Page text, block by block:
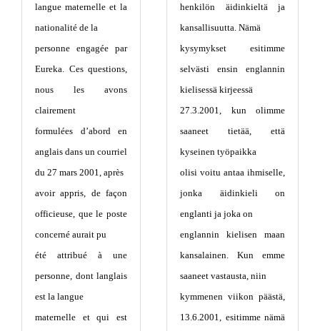
langue maternelle et la
nationalité de la
personne engagée par
Eureka. Ces questions,
nous les avons
clairement
formulées d’abord en
anglais dans un courriel
du 27 mars 2001, après
avoir appris, de façon
officieuse, que le poste
concerné aurait pu
été attribué à une
personne, dont langlais
est la langue
maternelle et qui est
henkilön äidinkieltä ja
kansallisuutta. Nämä
kysymykset esitimme
selvästi ensin englannin
kielisessä kirjeessä
27.3.2001, kun olimme
saaneet tietää, että
kyseinen työpaikka
olisi voitu antaa ihmiselle,
jonka äidinkieli on
englanti ja joka on
englannin kielisen maan
kansalainen. Kun emme
saaneet vastausta, niin
kymmenen viikon päästä,
13.6.2001, esitimme nämä